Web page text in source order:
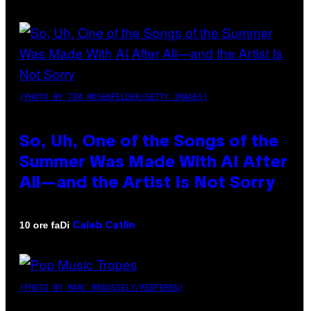
(PHOTO BY TIM MOSENFELDER/GETTY IMAGES)
So, Uh, One of the Songs of the
Summer Was Made With AI After
All—and the Artist Is Not Sorry
10 ore faDi Caleb Catlin
(PHOTO BY MARC BROUSSELY/REDFERNS)